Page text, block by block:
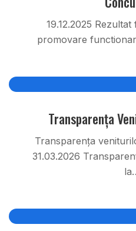
19.12.2025
promovare
Transparența
Transparența
31.03.2026